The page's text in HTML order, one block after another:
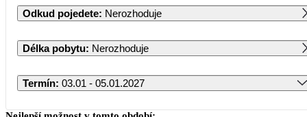
Odkud pojedete: Nerozhoduje
Délka pobytu: Nerozhoduje
Termín: 03.01 - 05.01.2027
Leden 2027